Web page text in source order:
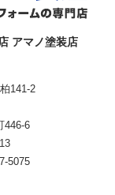
アマノ塗装店
141-2
446-6
5075